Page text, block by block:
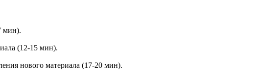
мин).
(12-15 мин).
нового материала (17-20 мин).